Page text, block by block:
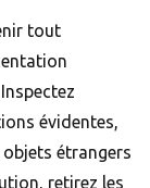
tout
évidentes,
étrangers
retirez les